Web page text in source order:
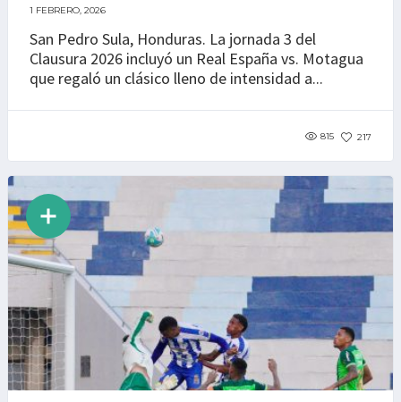
1 FEBRERO, 2026
San Pedro Sula, Honduras. La jornada 3 del
Clausura 2026 incluyó un Real España vs. Motagua
que regaló un clásico lleno de intensidad a...
815 217